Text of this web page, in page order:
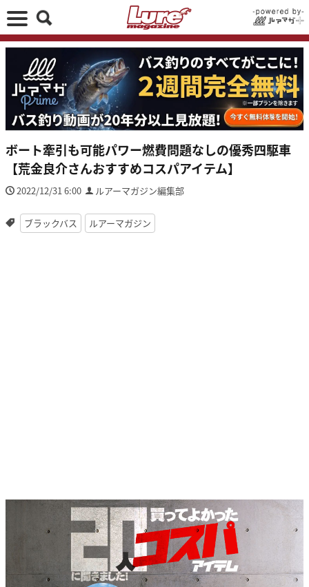
ボート牽引も可能パワー燃費問題なしの優秀四駆車
【荒金良介さんおすすめコスパアイテム】
2022/12/31 6:00 ルアーマガジン編集部
ブラックバス ルアーマガジン